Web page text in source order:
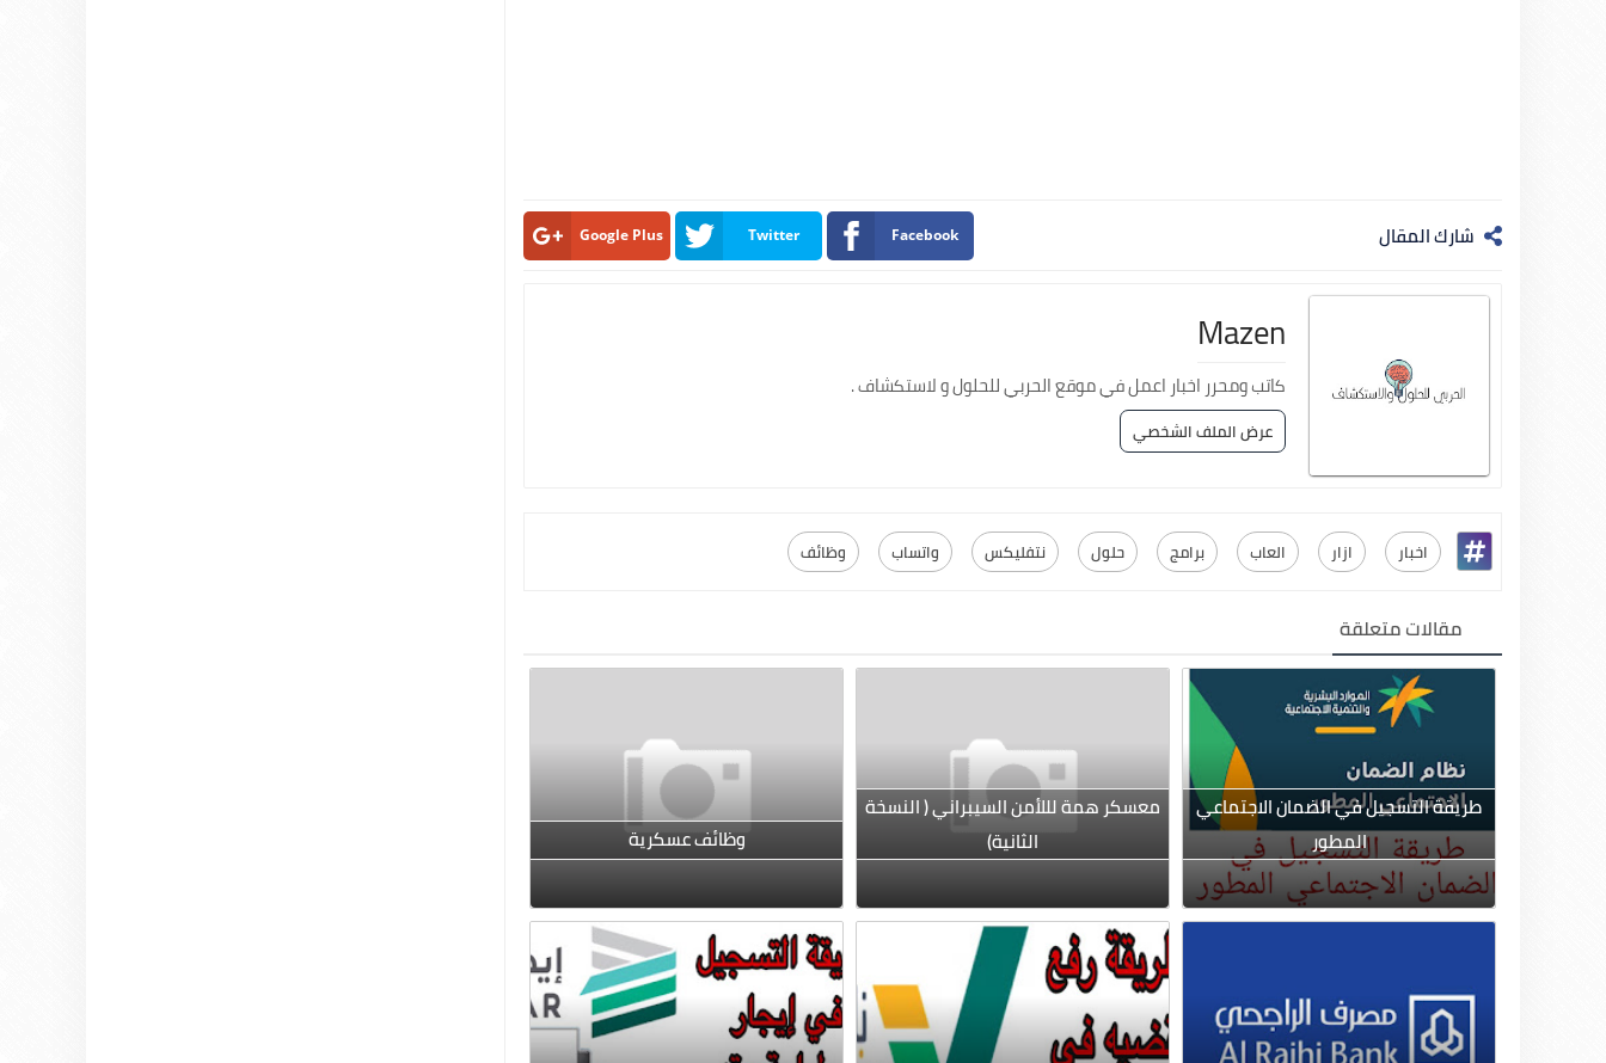
شارك المقال Facebook
Twitter
Google Plus
Mazen
كاتب ومحرر اخبار اعمل في موقع الحربي للحلول و لاستكشاف .
عرض الملف الشخصي
اخبار ازار العاب برامج حلول نتفليكس واتساب وظائف
مقالات متعلقة
طريقة التسجيل في الضمان الاجتماعي
المطور
معسكر همة لللأمن السيبراني ( النسخة
الثانية)
وظائف عسكرية